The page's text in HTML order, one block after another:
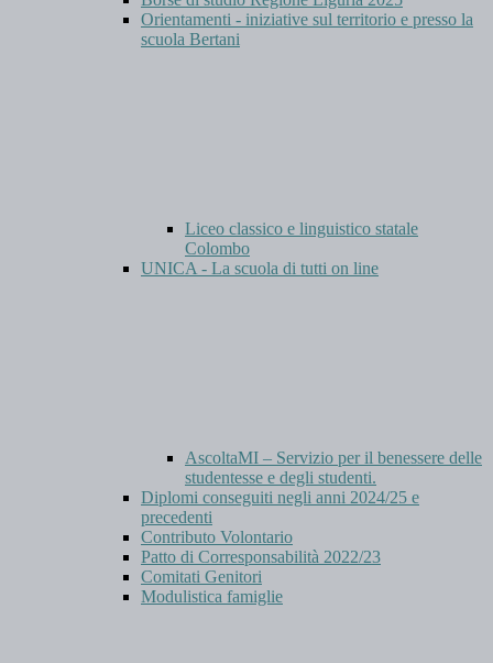
Orientamenti - iniziative sul territorio e presso la
scuola Bertani
Liceo classico e linguistico statale
Colombo
UNICA - La scuola di tutti on line
AscoltaMI – Servizio per il benessere delle
studentesse e degli studenti.
Diplomi conseguiti negli anni 2024/25 e
precedenti
Contributo Volontario
Patto di Corresponsabilità 2022/23
Comitati Genitori
Modulistica famiglie